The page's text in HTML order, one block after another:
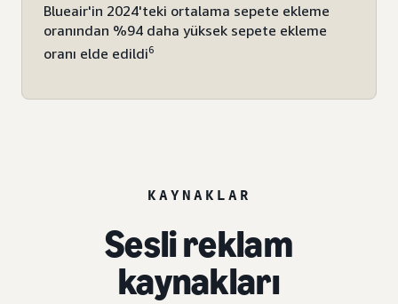
Blueair'in 2024'teki ortalama sepete ekleme
oranından %94 daha yüksek sepete ekleme
oranı elde edildi6
KAYNAKLAR
Sesli reklam
kaynakları